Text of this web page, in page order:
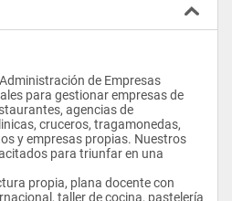
de Empresas
para gestionar empresas de
agencias de
cruceros, tragamonedas,
y empresas propias. Nuestros
para triunfar en una
taller de cocina, pastelería